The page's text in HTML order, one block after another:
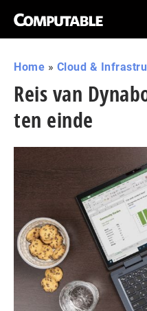
Home » Cloud &
Reis van
ten einde